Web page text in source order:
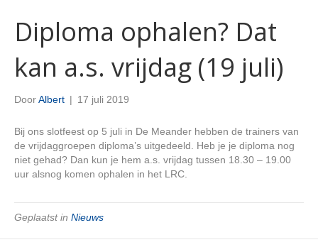
Diploma ophalen? Dat
kan a.s. vrijdag (19 juli)
DoorAlbert | 17 juli 2019
Bij ons slotfeest op 5 juli in De Meander hebben de trainers van
de vrijdaggroepen diploma’s uitgedeeld. Heb je je diploma nog
niet gehad? Dan kun je hem a.s. vrijdag tussen 18.30 – 19.00
uur alsnog komen ophalen in het LRC.
Geplaatst in Nieuws